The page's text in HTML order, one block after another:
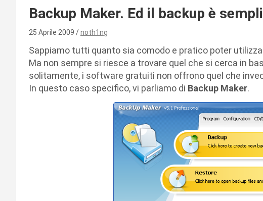
Backup Maker. Ed il backup è
25 Aprile 2009 noth1ng
Sappiamo tutti quanto sia comodo e pratico poter
Ma non sempre si riesce a trovare quel che si cerca in
solitamente, i software gratuiti non offrono quel che
In questo caso specifico, vi parliamo di Backup Maker.